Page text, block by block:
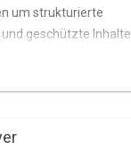
um strukturierte
geschützte Inhalte